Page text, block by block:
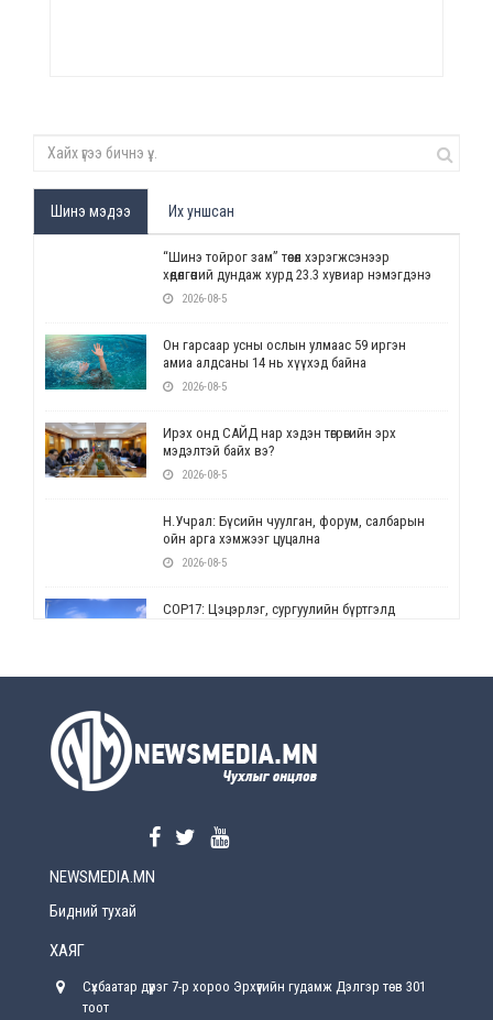
Шинэ мэдээ Их уншсан
“Шинэ тойрог зам” төсөл хэрэгжсэнээр
хөдөлгөөний дундаж хурд 23.3 хувиар нэмэгдэнэ
2026-08-5
Он гарсаар усны ослын улмаас 59 иргэн
амиа алдсаны 14 нь хүүхэд байна
2026-08-5
Ирэх онд САЙД нар хэдэн төгрөгийн эрх
мэдэлтэй байх вэ?
2026-08-5
Н.Учрал: Бүсийн чуулган, форум, салбарын
ойн арга хэмжээг цуцална
2026-08-5
СОР17: Цэцэрлэг, сургуулийн бүртгэлд
2026-08-5
2026-08-5
хүрсэн өгөөжөөрөө ажлаа үнэлж, хэрэгжилтээ
NEWSMEDIA.MN
Бидний тухай
ХАЯГ
Сүхбаатар дүүрэг 7-р хороо Эрхүүгийн гудамж Дэлгэр төв 301
тоот